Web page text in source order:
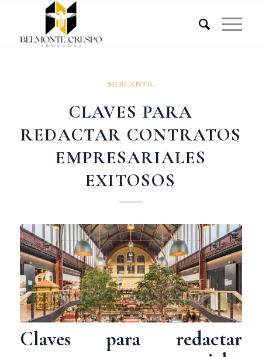
MERCANTIL
CLAVES PARA
REDACTAR CONTRATOS
EMPRESARIALES
EXITOSOS
Claves para redactar